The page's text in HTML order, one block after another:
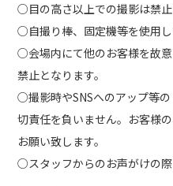
○目の高さ以上での撮影は禁止
○自撮り棒、固定機等を使用し
○会場内にて他のお客様を故
禁止となります。
○撮影時やSNSへのアップ等
切責任を負いません。お客様
お願い致します。
○スタッフからのお声がけの際